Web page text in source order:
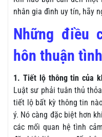
nhân gia đình uy tín, hãy
Những điều
hôn thuận
1. Tiết lộ thông tin của
Luật sư phải tuân thủ
tiết lộ bất kỳ thông tin
ý. Nó càng đặc biệt hơn
các mối quan hệ tình